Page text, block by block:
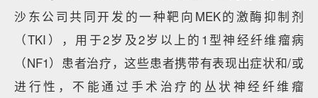
沙东公司共同开发的一种靶向MEK的激酶抑制剂
（TKI），用于2岁及2岁以上的1型神经纤维瘤病
（NF1）患者治疗，这些患者携带有表现出症状和/或
进行性，不能通过手术治疗的丛状神经纤维瘤